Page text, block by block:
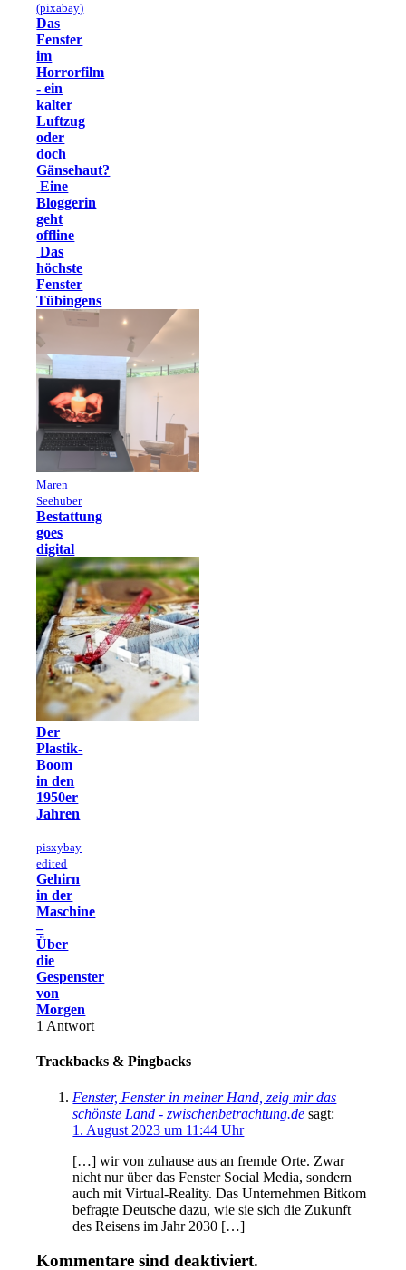
(pixabay)
Das
Fenster
im
Horrorfilm
- ein
kalter
Luftzug
oder
doch
Gänsehaut?
Eine
Bloggerin
geht
offline
Das
höchste
Fenster
Tübingens
Maren
Seehuber
Bestattung
goes
digital
Der
Plastik-
Boom
in den
1950er
Jahren
pisxybay
edited
Gehirn
in der
Maschine
‒
Über
die
Gespenster
von
Morgen
1 Antwort
Trackbacks & Pingbacks
Fenster, Fenster in meiner Hand, zeig mir das
schönste Land - zwischenbetrachtung.de sagt:
1. August 2023 um 11:44 Uhr
[…] wir von zuhause aus an fremde Orte. Zwar
nicht nur über das Fenster Social Media, sondern
auch mit Virtual-Reality. Das Unternehmen Bitkom
befragte Deutsche dazu, wie sie sich die Zukunft
des Reisens im Jahr 2030 […]
Kommentare sind deaktiviert.